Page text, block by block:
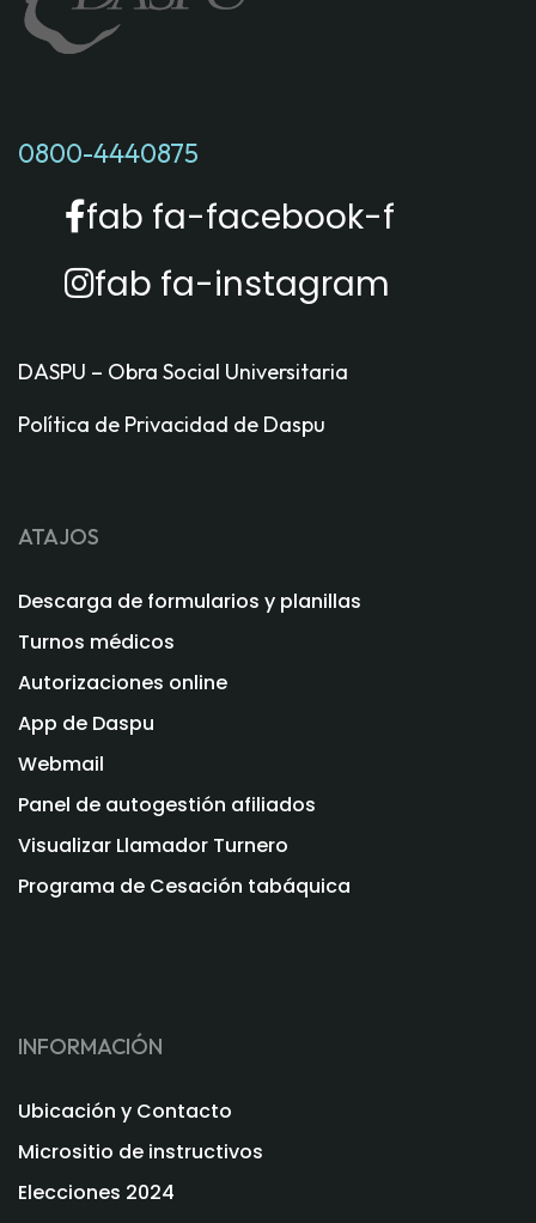
0800-4440875
fab fa-facebook-f
fab fa-instagram
DASPU – Obra Social Universitaria
Política de Privacidad de Daspu
ATAJOS
Descarga de formularios y planillas
Turnos médicos
Autorizaciones online
App de Daspu
Webmail
Panel de autogestión afiliados
Visualizar Llamador Turnero
Programa de Cesación tabáquica
INFORMACIÓN
Ubicación y Contacto
Micrositio de instructivos
Elecciones 2024